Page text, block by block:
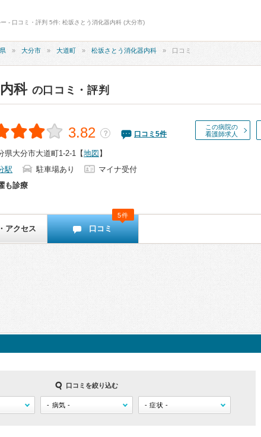
- 口コミ・評判 5件: 松坂さとう消化器内科 (大分市)
大分市 大道町 松坂さとう消化器内科 口コミ
科 の口コミ・評判
この病院の
看護師求人
3.82 ？ 口コミ 5件
県大分市大道町1-2-1 【地図 】
駅
駐車場あり
マイナ受付
も診療
アクセス 口コミ
5件
口コミを絞り込む